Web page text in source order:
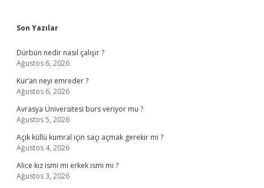
Sidebar
Son Yazılar
Dürbün nedir nasıl çalışır ?
Ağustos 6, 2026
Kur’an neyi emreder ?
Ağustos 6, 2026
Avrasya Üniversitesi burs veriyor mu ?
Ağustos 5, 2026
Açık küllü kumral için saçı açmak gerekir mi ?
Ağustos 4, 2026
Alice kız ismi mi erkek ismi mi ?
Ağustos 3, 2026